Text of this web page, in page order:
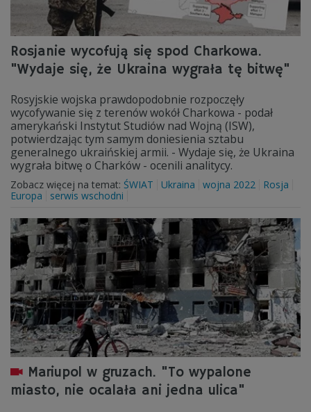
Rosjanie wycofują się spod Charkowa.
"Wydaje się, że Ukraina wygrała tę bitwę"
Rosyjskie wojska prawdopodobnie rozpoczęły
wycofywanie się z terenów wokół Charkowa - podał
amerykański Instytut Studiów nad Wojną (ISW),
potwierdzając tym samym doniesienia sztabu
generalnego ukraińskiej armii. - Wydaje się, że Ukraina
wygrała bitwę o Charków - ocenili analitycy.
Zobacz więcej na temat: ŚWIAT Ukraina wojna 2022
Rosja
Europa
serwis wschodni
Mariupol w gruzach. "To wypalone
miasto, nie ocalała ani jedna ulica"